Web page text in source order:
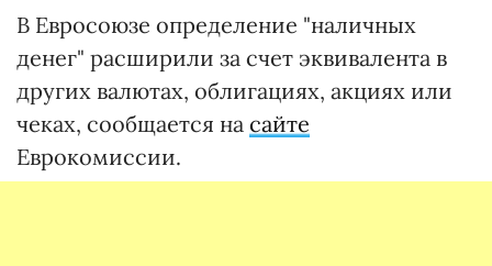
В Евросоюзе определение "наличных
денег" расширили за счет эквивалента в
других валютах, облигациях, акциях или
чеках, сообщается на сайте
Еврокомиссии.